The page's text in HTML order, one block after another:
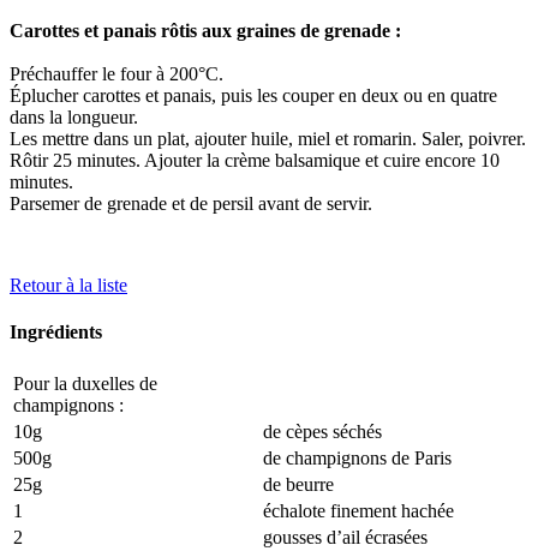
Carottes et panais rôtis aux graines de grenade :
Préchauffer le four à 200°C.
Éplucher carottes et panais, puis les couper en deux ou en quatre
dans la longueur.
Les mettre dans un plat, ajouter huile, miel et romarin. Saler, poivrer.
Rôtir 25 minutes. Ajouter la crème balsamique et cuire encore 10
minutes.
Parsemer de grenade et de persil avant de servir.
Retour à la liste
Ingrédients
Pour la duxelles de
champignons :
10g
de cèpes séchés
500g
de champignons de Paris
25g
de beurre
1
échalote finement hachée
2
gousses d’ail écrasées